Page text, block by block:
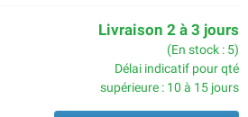
Livraison 2 à 3 jours
(En stock : 5)
Délai indicatif pour qté
supérieure : 10 à 15 jours